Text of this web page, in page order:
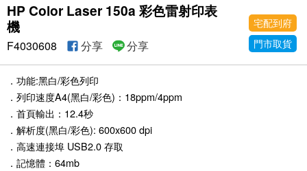
HP Color Laser 150a 彩色雷射印表
機
宅配到府
門市取貨
F4030608 分享 分享
．功能:黑白/彩色列印
．列印速度A4(黑白/彩色)：18ppm/4ppm
．首頁輸出：12.4秒
．解析度(黑白/彩色): 600x600 dpi
．高速連接埠 USB2.0 存取
．記憶體：64mb